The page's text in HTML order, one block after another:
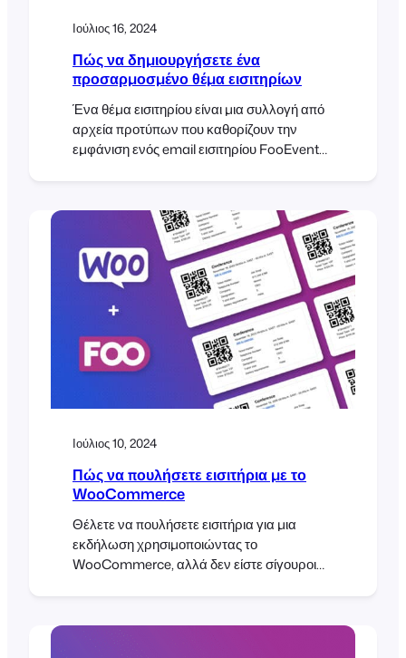
Ιούλιος 16, 2024
Πώς να δημιουργήσετε ένα
προσαρμοσμένο θέμα εισιτηρίων
Ένα θέμα εισιτηρίου είναι μια συλλογή από
αρχεία προτύπων που καθορίζουν την
εμφάνιση ενός email εισιτηρίου FooEvents.
θέμα εισιτηρίων και να εφαρμόσετε το
μοναδικό σας σχεδιασμό. Ας ξεκινήσουμε!
Εάν σχεδιάζετε μια εκδήλωση και
χρησιμοποιείτε το FooEvents, πιθανώς είστε
ήδη εξοικειωμένοι με το FooEvents [...]
Ιούλιος 10, 2024
Πώς να πουλήσετε εισιτήρια με το
WooCommerce
Θέλετε να πουλήσετε εισιτήρια για μια
εκδήλωση χρησιμοποιώντας το
WooCommerce, αλλά δεν είστε σίγουροι
σύστημα πώλησης εισιτηρίων
WooCommerce χρησιμοποιώντας το